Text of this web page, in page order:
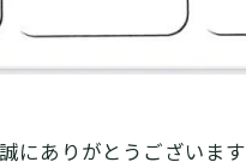
にありがとうございます